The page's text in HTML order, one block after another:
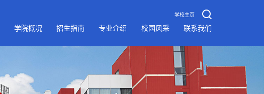
学校主页
学院概况 招生指南 专业介绍 校园风采 联系我们